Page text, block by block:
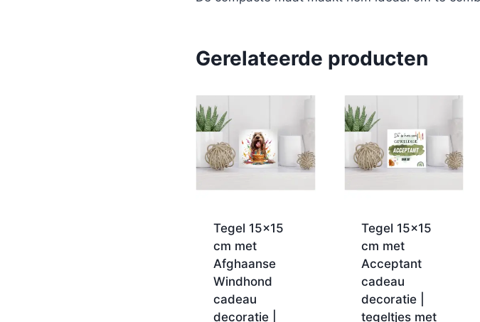
Gerelateerde producten
Tegel 15×15
cm met
Afghaanse
Windhond
cadeau
decoratie |
Tegel 15×15
cm met
Acceptant
cadeau
decoratie |
tegeltjes met